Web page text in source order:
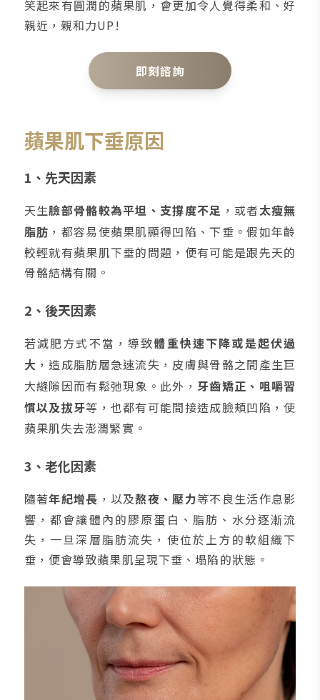
笑起來有圓潤的蘋果肌，會更加令人覺得柔和、好
親近，親和力UP!
即刻諮詢
蘋果肌下垂原因
1、先天因素
天生臉部骨骼較為平坦、支撐度不足 ，或者太瘦無
脂肪 ，都容易使蘋果肌顯得凹陷、下垂。假如年齡
較輕就有蘋果肌下垂的問題，便有可能是跟先天的
骨骼結構有關。
2、後天因素
若減肥方式不當，導致體重快速下降或是起伏過
大 ，造成脂肪層急速流失，皮膚與骨骼之間產生巨
大縫隙因而有鬆弛現象。此外， 牙齒矯正、咀嚼習
慣以及拔牙等，也都有可能間接造成臉頰凹陷，使
蘋果肌失去澎潤緊實。
3、老化因素
隨著年紀增長 ，以及熬夜、壓力等不良生活作息影
響，都會讓體內的膠原蛋白、脂肪、水分逐漸流
失，一旦深層脂肪流失，使位於上方的軟組織下
垂，便會導致蘋果肌呈現下垂、塌陷的狀態。